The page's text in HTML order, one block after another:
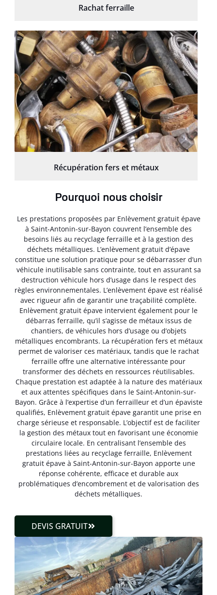
Rachat ferraille
Récupération fers et métaux
Pourquoi nous choisir
Les prestations proposées par Enlèvement gratuit épave
à Saint-Antonin-sur-Bayon couvrent l’ensemble des
besoins liés au recyclage ferraille et à la gestion des
déchets métalliques. L’enlèvement gratuit d’épave
constitue une solution pratique pour se débarrasser d’un
véhicule inutilisable sans contrainte, tout en assurant sa
destruction véhicule hors d’usage dans le respect des
règles environnementales. L’enlèvement épave est réalisé
avec rigueur afin de garantir une traçabilité complète.
Enlèvement gratuit épave intervient également pour le
débarras ferraille, qu’il s’agisse de métaux issus de
chantiers, de véhicules hors d’usage ou d’objets
métalliques encombrants. La récupération fers et métaux
permet de valoriser ces matériaux, tandis que le rachat
ferraille offre une alternative intéressante pour
transformer des déchets en ressources réutilisables.
Chaque prestation est adaptée à la nature des matériaux
et aux attentes spécifiques dans le Saint-Antonin-sur-
Bayon. Grâce à l’expertise d’un ferrailleur et d’un épaviste
qualifiés, Enlèvement gratuit épave garantit une prise en
charge sérieuse et responsable. L’objectif est de faciliter
la gestion des métaux tout en favorisant une économie
circulaire locale. En centralisant l’ensemble des
prestations liées au recyclage ferraille, Enlèvement
gratuit épave à Saint-Antonin-sur-Bayon apporte une
réponse cohérente, efficace et durable aux
problématiques d’encombrement et de valorisation des
déchets métalliques.
DEVIS GRATUIT